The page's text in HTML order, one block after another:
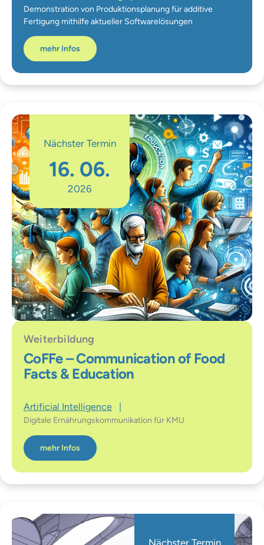
Demonstration von Produktionsplanung für additive
Fertigung mithilfe aktueller Softwarelösungen
mehr Infos
Nächster Termin
16. 06.
2026
Weiterbildung
CoFFe – Communication of Food
Facts & Education
Artificial Intelligence
Digitale Ernährungskommunikation für KMU
mehr Infos
Nächster Termin